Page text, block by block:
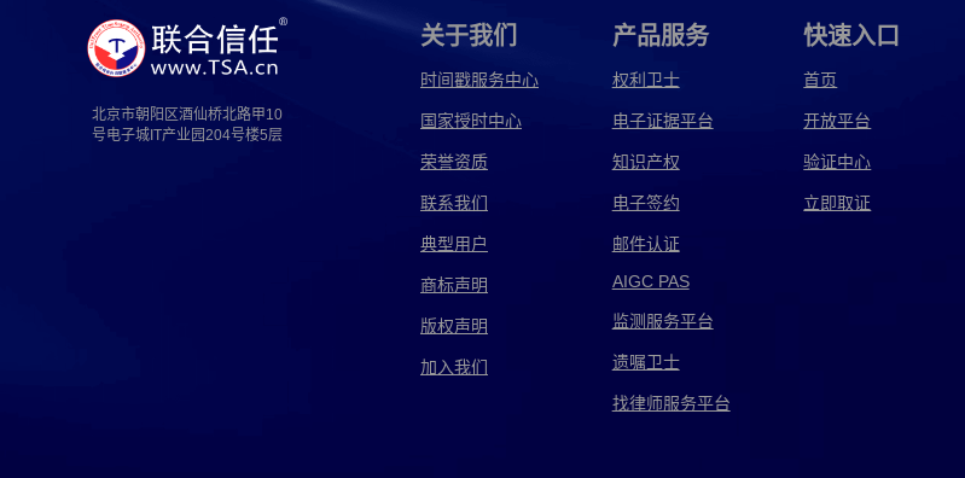
国外电子取证 国信电子取证 海关电子取证 海鑫电子取证 邯郸电子取证 韩国电子取证
杭州电子取证 即时电子取证 嘉琦电子取证 监察电子取证
兼任电子取证 江西电子取证 江阴电子取证 讲解电子取证
猎鹰电子取证 灵猴电子取证
漫音电子取证 美国电子取证
北京市朝阳区酒仙桥北路甲10
号电子城IT产业园204号楼5层
关于我们
时间戳服务中心
国家授时中心
荣誉资质
联系我们
典型用户
商标声明
版权声明
加入我们
产品服务
权利卫士
电子证据平台
知识产权
电子签约
邮件认证
AIGC PAS
监测服务平台
遗嘱卫士
找律师服务平台
快速入口
首页
开放平台
验证中心
立即取证